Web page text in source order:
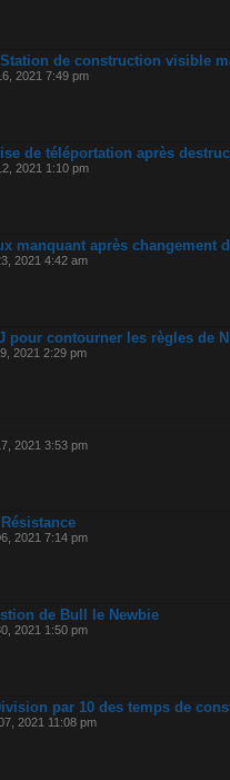
Station de construction visible
2021 7:49 pm
de téléportation après
2021 1:10 pm
manquant après changement
2021 4:42 am
pour contourner les règles de
2021 2:29 pm
2021 3:53 pm
2021 7:14 pm
de Bull le Newbie
2021 1:50 pm
par 10 des temps de
2021 11:08 pm